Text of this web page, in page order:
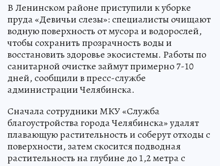
В Ленинском районе приступили к уборке
пруда «Девичьи слезы»: специалисты очищают
водную поверхность от мусора и водорослей,
чтобы сохранить прозрачность воды и
восстановить здоровье экосистемы. Работы по
санитарной очистке займут примерно 7-10
дней, сообщили в пресс-службе
администрации Челябинска.
Сначала сотрудники МКУ «Служба
благоустройства города Челябинска» удалят
плавающую растительность и соберут отходы с
поверхности, затем скосится подводная
растительность на глубине до 1,2 метра с